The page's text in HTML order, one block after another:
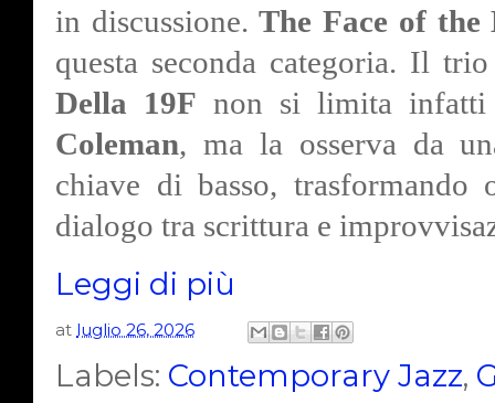
in discussione.The Face of the
questa seconda categoria. Il
Della 19F non si limita
Coleman, ma la osserva da
chiave di basso,
dialogo tra scrittura e
Leggi di più
at luglio 26, 2026
Labels: Contemporary Jazz,